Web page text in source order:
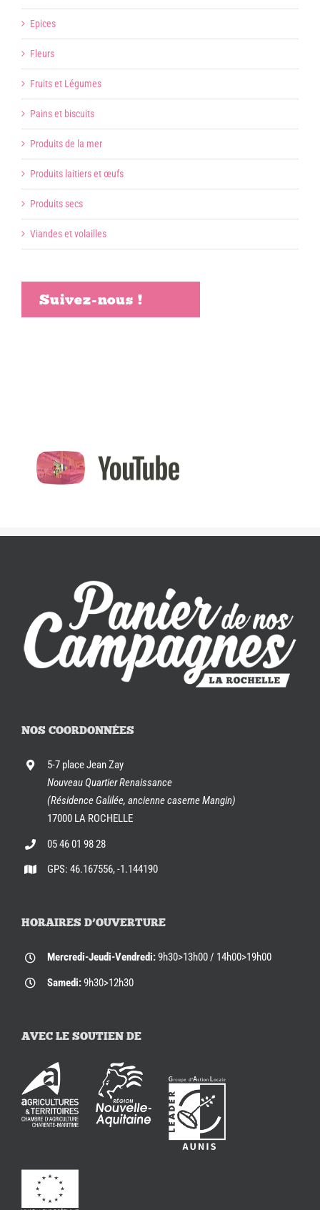
Epices
Fleurs
Fruits et Légumes
Pains et biscuits
Produits de la mer
Produits laitiers et œufs
Produits secs
Viandes et volailles
Suivez-nous !
NOS COORDONNÉES
5-7 place Jean Zay
Nouveau Quartier Renaissance
(Résidence Galilée, ancienne caserne Mangin)
17000 LA ROCHELLE
05 46 01 98 28
GPS: 46.167556, -1.144190
HORAIRES D’OUVERTURE
Mercredi-Jeudi-Vendredi:9h30>13h00 / 14h00>19h00
Samedi:9h30>12h30
AVEC LE SOUTIEN DE